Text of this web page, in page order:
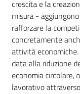
crescita e la
misura -
rafforzare la
concretamente
attività
data alla riduzione
economia circolare,
lavorativo